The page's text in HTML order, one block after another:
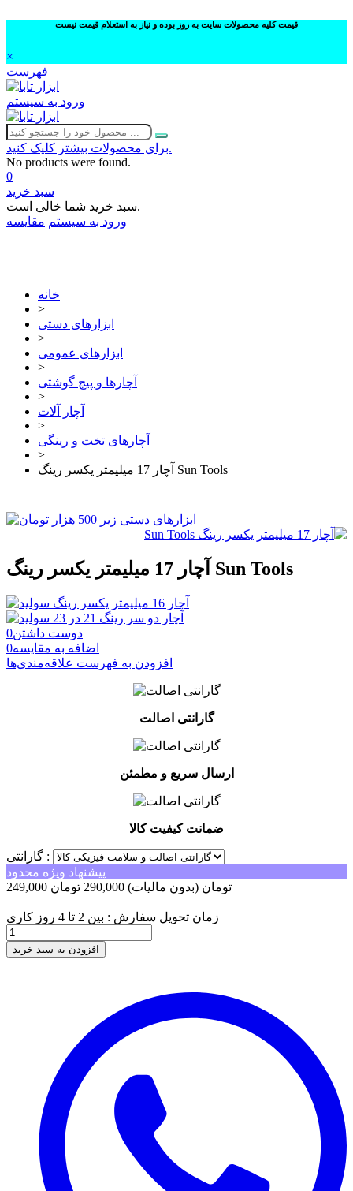
قیمت کلیه محصولات سایت به روز بوده و نیاز به استعلام قیمت نیست
×
فهرست
ورود به سیستم
برای محصولات بیشتر کلیک کنید.
No products were found.
0
سبد خرید
سبد خرید شما خالی است.
ورود به سیستم مقایسه
خانه
>
ابزارهای دستی
>
ابزارهای عمومی
>
آچارها و پیچ گوشتی
>
آچار آلات
>
آچارهای تخت و رینگی
>
آچار 17 میلیمتر یکسر رینگ Sun Tools
آچار 17 میلیمتر یکسر رینگ Sun Tools
دوست داشتن0
اضافه به مقایسه0
افزودن به فهرست علاقه‌مندی‌ها
گارانتی اصالت
ارسال سریع و مطمئن
ضمانت کیفیت کالا
گارانتی :
پیشنهاد ویژه محدود
249,000 تومان (بدون مالیات) 290,000 تومان
زمان تحویل سفارش : بین 2 تا 4 روز کاری
افزودن به سبد خرید